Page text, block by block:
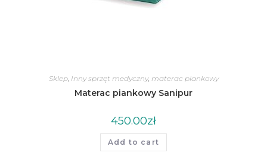
Sklep, Inny sprzęt medyczny, materac piankowy
Materac piankowy Sanipur
450.00zł
Add to cart